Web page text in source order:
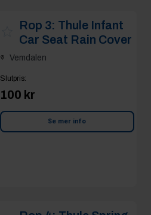
Rop 3: Thule Infant
Car Seat Rain Cover
Vemdalen
Slutpris:
100 kr
Se mer info